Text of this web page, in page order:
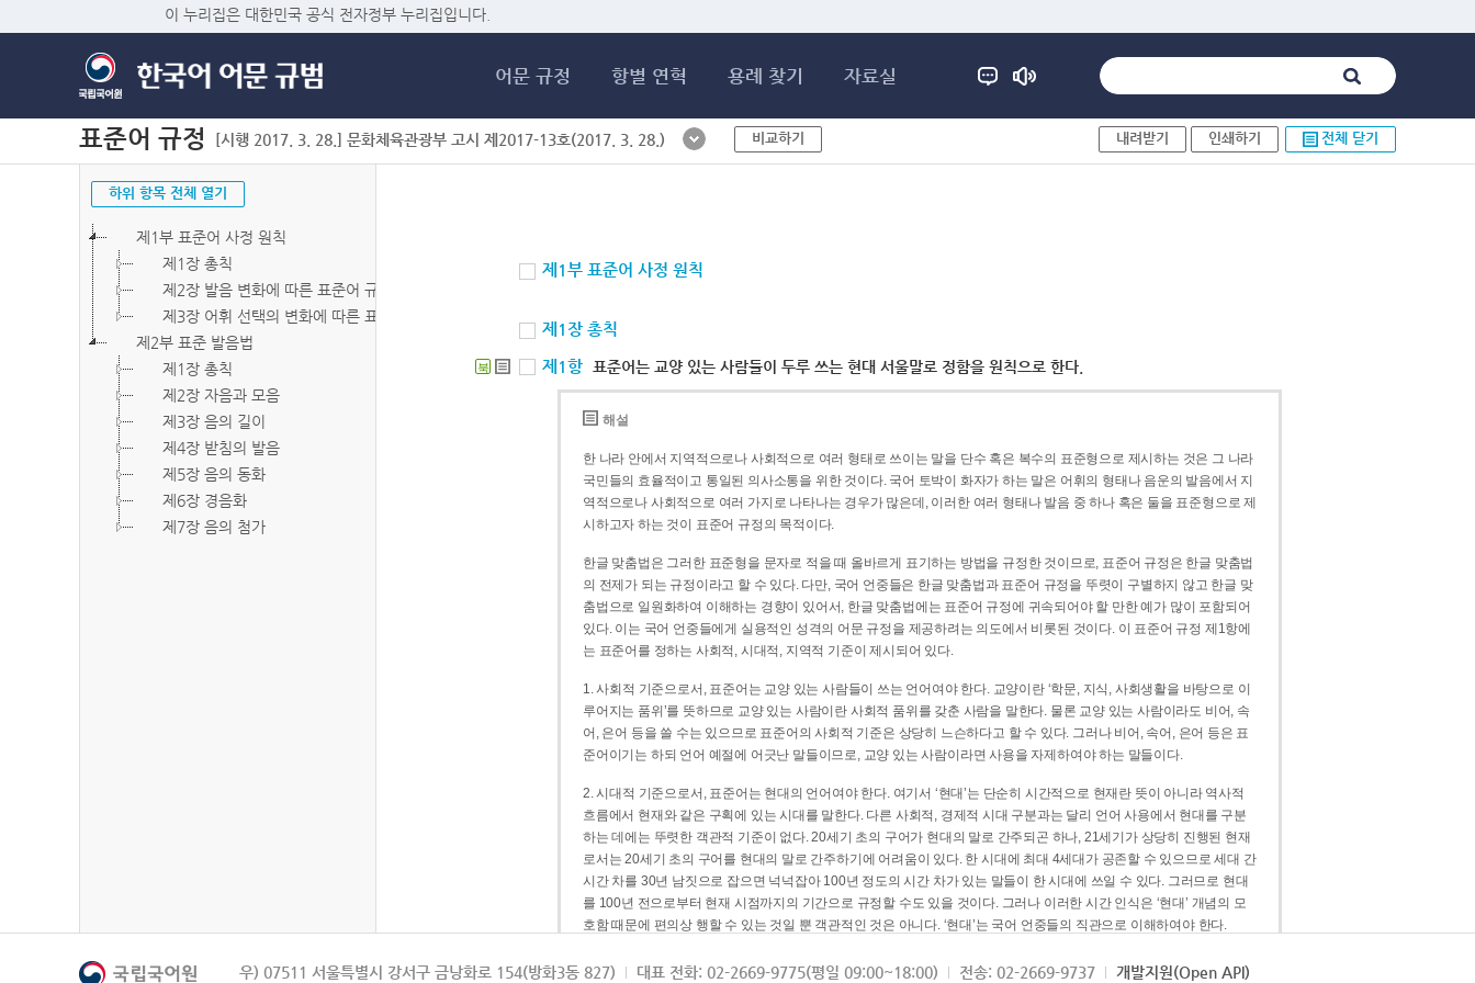
이 누리집은 대한민국 공식 전자정부 누리집입니다.
어문 규정 항별 연혁 용례 찾기 자료실
표준어 규정 [시행 2017. 3. 28.] 문화체육관광부 고시 제2017-13호(2017. 3. 28.) 비교하기 내려받기 인쇄하기 전체 닫기
하위 항목 전체 열기
제1부 표준어 사정 원칙
제1장 총칙
제2장 발음 변화에 따른 표준어 규정
제3장 어휘 선택의 변화에 따른 표준어 규정
제2부 표준 발음법
제1장 총칙
제2장 자음과 모음
제3장 음의 길이
제4장 받침의 발음
제5장 음의 동화
제6장 경음화
제7장 음의 첨가
제1부 표준어 사정 원칙
제1장 총칙
북 제1항 표준어는 교양 있는 사람들이 두루 쓰는 현대 서울말로 정함을 원칙으로 한다.
해설
한 나라 안에서 지역적으로나 사회적으로 여러 형태로 쓰이는 말을 단수 혹은 복수의 표준형으로 제시하는 것은 그 나라
국민들의 효율적이고 통일된 의사소통을 위한 것이다. 국어 토박이 화자가 하는 말은 어휘의 형태나 음운의 발음에서 지
역적으로나 사회적으로 여러 가지로 나타나는 경우가 많은데, 이러한 여러 형태나 발음 중 하나 혹은 둘을 표준형으로 제
시하고자 하는 것이 표준어 규정의 목적이다.
한글 맞춤법은 그러한 표준형을 문자로 적을 때 올바르게 표기하는 방법을 규정한 것이므로, 표준어 규정은 한글 맞춤법
의 전제가 되는 규정이라고 할 수 있다. 다만, 국어 언중들은 한글 맞춤법과 표준어 규정을 뚜렷이 구별하지 않고 한글 맞
춤법으로 일원화하여 이해하는 경향이 있어서, 한글 맞춤법에는 표준어 규정에 귀속되어야 할 만한 예가 많이 포함되어
있다. 이는 국어 언중들에게 실용적인 성격의 어문 규정을 제공하려는 의도에서 비롯된 것이다. 이 표준어 규정 제1항에
는 표준어를 정하는 사회적, 시대적, 지역적 기준이 제시되어 있다.
1. 사회적 기준으로서, 표준어는 교양 있는 사람들이 쓰는 언어여야 한다. 교양이란 ‘학문, 지식, 사회생활을 바탕으로 이
루어지는 품위’를 뜻하므로 교양 있는 사람이란 사회적 품위를 갖춘 사람을 말한다. 물론 교양 있는 사람이라도 비어, 속
어, 은어 등을 쓸 수는 있으므로 표준어의 사회적 기준은 상당히 느슨하다고 할 수 있다. 그러나 비어, 속어, 은어 등은 표
준어이기는 하되 언어 예절에 어긋난 말들이므로, 교양 있는 사람이라면 사용을 자제하여야 하는 말들이다.
2. 시대적 기준으로서, 표준어는 현대의 언어여야 한다. 여기서 ‘현대’는 단순히 시간적으로 현재란 뜻이 아니라 역사적
흐름에서 현재와 같은 구획에 있는 시대를 말한다. 다른 사회적, 경제적 시대 구분과는 달리 언어 사용에서 현대를 구분
하는 데에는 뚜렷한 객관적 기준이 없다. 20세기 초의 구어가 현대의 말로 간주되곤 하나, 21세기가 상당히 진행된 현재
로서는 20세기 초의 구어를 현대의 말로 간주하기에 어려움이 있다. 한 시대에 최대 4세대가 공존할 수 있으므로 세대 간
시간 차를 30년 남짓으로 잡으면 넉넉잡아 100년 정도의 시간 차가 있는 말들이 한 시대에 쓰일 수 있다. 그러므로 현대
를 100년 전으로부터 현재 시점까지의 기간으로 규정할 수도 있을 것이다. 그러나 이러한 시간 인식은 ‘현대’ 개념의 모
호함 때문에 편의상 행할 수 있는 것일 뿐 객관적인 것은 아니다. ‘현대’는 국어 언중들의 직관으로 이해하여야 한다.
3. 지역적 기준으로서, 표준어는 서울말이어야 한다. 이는 표준어의 공용어적 성격을 가장 크게 드러내 주는 기준이다.
우) 07511 서울특별시 강서구 금낭화로 154(방화3동 827) 대표 전화: 02-2669-9775(평일 09:00~18:00) 전송: 02-2669-9737 개발지원(Open API)